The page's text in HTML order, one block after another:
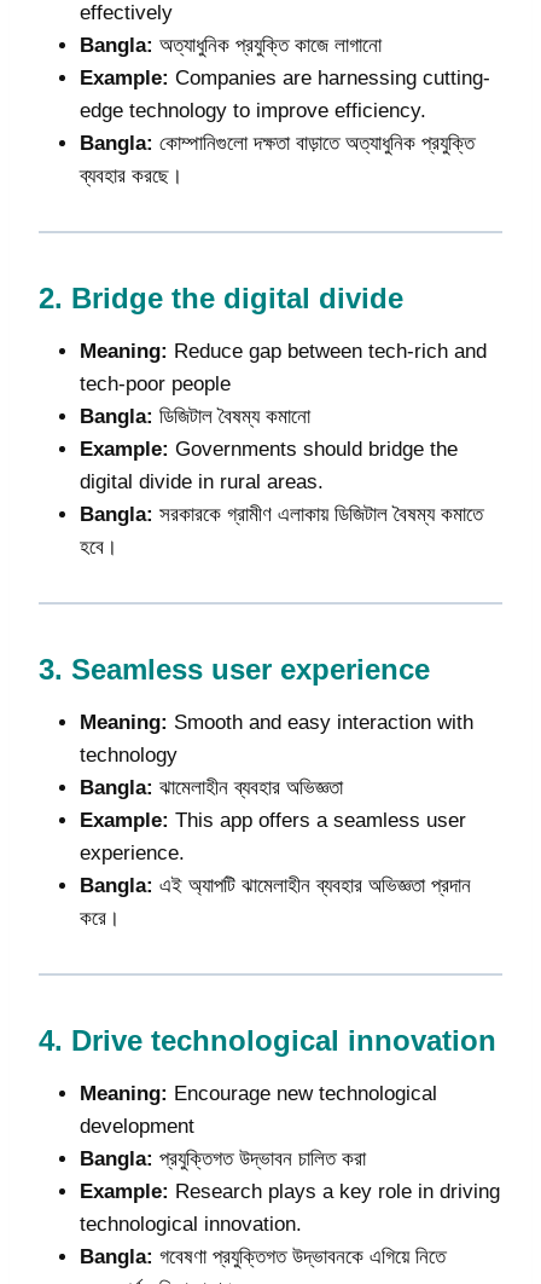
effectively
Bangla: অত্যাধুনিক প্রযুক্তি কাজে লাগানো
Example: Companies are harnessing cutting-
edge technology to improve efficiency.
Bangla: কোম্পানিগুলো দক্ষতা বাড়াতে অত্যাধুনিক প্রযুক্তি
ব্যবহার করছে।
2. Bridge the digital divide
Meaning: Reduce gap between tech-rich and
tech-poor people
Bangla: ডিজিটাল বৈষম্য কমানো
Example: Governments should bridge the
digital divide in rural areas.
Bangla: সরকারকে গ্রামীণ এলাকায় ডিজিটাল বৈষম্য কমাতে
হবে।
3. Seamless user experience
Meaning: Smooth and easy interaction with
technology
Bangla: ঝামেলাহীন ব্যবহার অভিজ্ঞতা
Example: This app offers a seamless user
experience.
Bangla: এই অ্যাপটি ঝামেলাহীন ব্যবহার অভিজ্ঞতা প্রদান
করে।
4. Drive technological innovation
Meaning: Encourage new technological
development
Bangla: প্রযুক্তিগত উদ্ভাবন চালিত করা
Example: Research plays a key role in driving
technological innovation.
Bangla: গবেষণা প্রযুক্তিগত উদ্ভাবনকে এগিয়ে নিতে